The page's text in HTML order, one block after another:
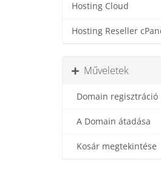
Hosting Cloud
Hosting Reseller
Műveletek
Domain regisztráció
A Domain átadása
Kosár megtekintése